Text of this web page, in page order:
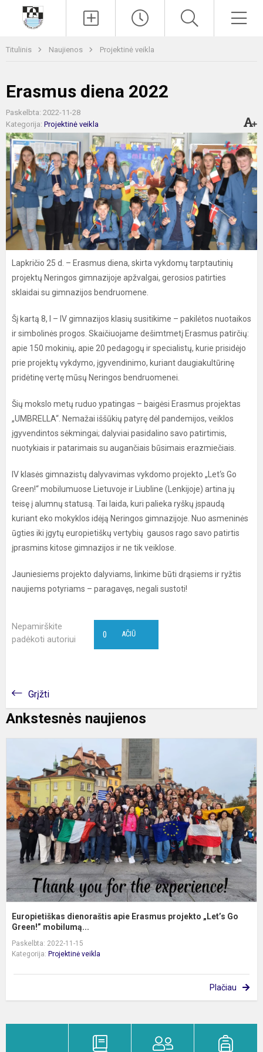
Titulinis Naujienos Projektinė veikla
Erasmus diena 2022
Paskelbta: 2022-11-28
Kategorija: Projektinė veikla
Lapkričio 25 d. – Erasmus diena, skirta vykdomų tarptautinių
projektų Neringos gimnazijoje apžvalgai, gerosios patirties
sklaidai su gimnazijos bendruomene.
Šį kartą 8, I – IV gimnazijos klasių susitikime – pakilėtos nuotaikos
ir simbolinės progos. Skaičiuojame dešimtmetį Erasmus patirčių:
apie 150 mokinių, apie 20 pedagogų ir specialistų, kurie prisidėjo
prie projektų vykdymo, įgyvendinimo, kuriant daugiakultūrinę
pridėtinę vertę mūsų Neringos bendruomenei.
Šių mokslo metų ruduo ypatingas – baigėsi Erasmus projektas
„UMBRELLA“. Nemažai iššūkių patyrę dėl pandemijos, veiklos
įgyvendintos sėkmingai; dalyviai pasidalino savo patirtimis,
nuotykiais ir patarimais su augančiais būsimais erazmiečiais.
IV klasės gimnazistų dalyvavimas vykdomo projekto „Let‘s Go
Green!“ mobilumuose Lietuvoje ir Liubline (Lenkijoje) artina jų
teisę į alumnų statusą. Tai laida, kuri palieka ryškų įspaudą
kuriant eko mokyklos idėją Neringos gimnazijoje. Nuo asmeninės
ūgties iki įgytų europietiškų vertybių gausos rago savo patirtis
įprasmins kitose gimnazijos ir ne tik veiklose.
Jauniesiems projekto dalyviams, linkime būti drąsiems ir ryžtis
naujiems potyriams – paragavęs, negali sustoti!
Nepamirškite
padėkoti autoriui
AČIŪ
0
Grįžti
Ankstesnės naujienos
Europietiškas dienoraštis apie Erasmus projekto „Let’s Go
Green!” mobilumą...
Paskelbta: 2022-11-15
Kategorija: Projektinė veikla
Plačiau